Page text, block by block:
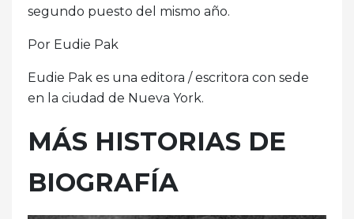
segundo puesto del mismo año.
Por Eudie Pak
Eudie Pak es una editora / escritora con sede
en la ciudad de Nueva York.
MÁS HISTORIAS DE
BIOGRAFÍA